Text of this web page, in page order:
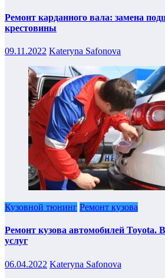
Ремонт карданного вала: замена
крестовины
09.11.2022 Kateryna Safonova
Кузовной тюнинг Ремонт кузова
Ремонт кузова автомобилей Toyota.
услуг
06.04.2022 Kateryna Safonova